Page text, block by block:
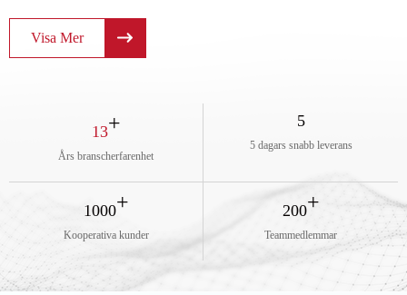
Visa Mer
13+
Års branscherfarenhet
5
5 dagars snabb leverans
1000+
Kooperativa kunder
200+
Teammedlemmar